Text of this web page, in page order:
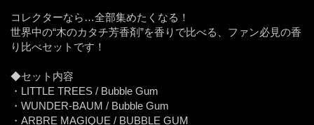
コレクターなら…全部集めたくなる！
世界中の“木のカタチ芳香剤”を香りで比べる、ファン必見の香
り比べセットです！
◆セット内容
・LITTLE TREES / Bubble Gum
・WUNDER-BAUM / Bubble Gum
・ARBRE MAGIQUE / BUBBLE GUM